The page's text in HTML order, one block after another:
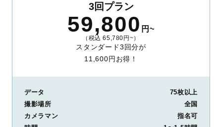
3回プラン
59,800 円~
（税込 65,780円~）
スタンダード3回分が
11,600円お得！
データ
75枚以上
撮影場所
全国
カメラマン
指名可